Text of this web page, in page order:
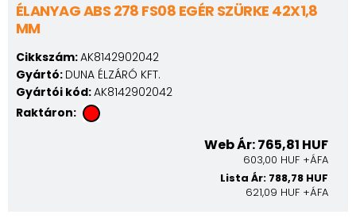
ÉLANYAG ABS 278 FS08 EGÉR SZÜRKE 42X1,8
MM
Cikkszám:AK8142902042
Gyártó: DUNA ÉLZÁRÓ KFT.
Gyártói kód:AK8142902042
Raktáron:
Web Ár: 765,81 HUF
603,00 HUF +ÁFA
Lista Ár: 788,78 HUF
621,09 HUF +ÁFA